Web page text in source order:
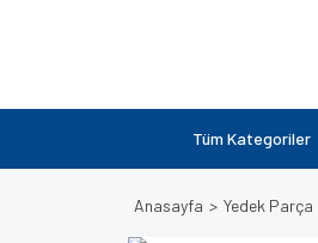
Tüm Kategoriler
Anasayfa Yedek Parça